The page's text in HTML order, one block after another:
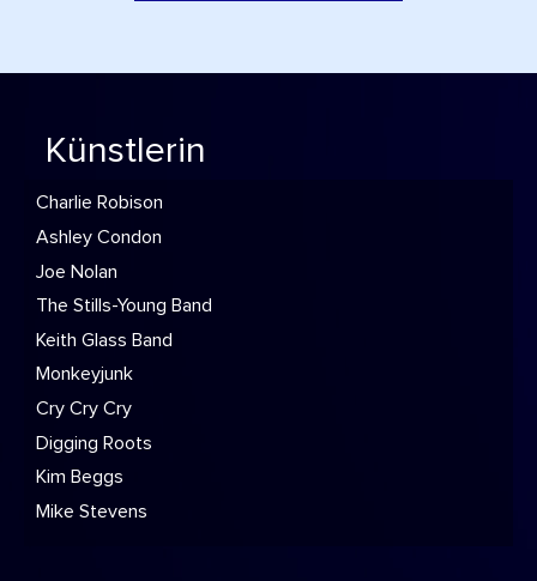
Künstlerin
Charlie Robison
Ashley Condon
Joe Nolan
The Stills-Young Band
Keith Glass Band
Monkeyjunk
Cry Cry Cry
Digging Roots
Kim Beggs
Mike Stevens